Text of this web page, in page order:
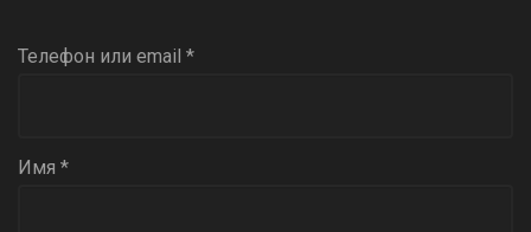
Телефон или email *
Имя *